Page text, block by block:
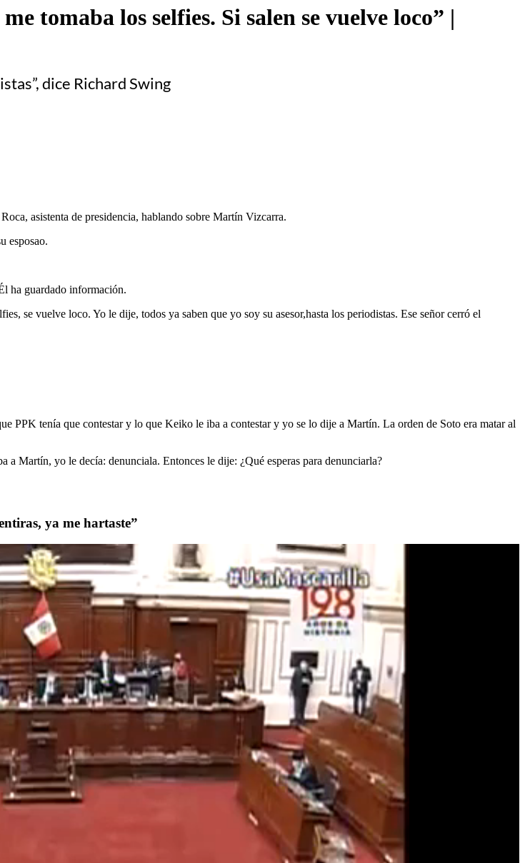
tomaba los selfies. Si salen se vuelve loco” |
dice Richard Swing
asistenta de presidencia, hablando sobre Martín Vizcarra.
esposao.
ha guardado información.
se vuelve loco. Yo le dije, todos ya saben que yo soy su asesor,hasta los periodistas. Ese señor cerró el
PPK tenía que contestar y lo que Keiko le iba a contestar y yo se lo dije a Martín. La orden de Soto era matar al
Martín, yo le decía: denunciala. Entonces le dije: ¿Qué esperas para denunciarla?
ya me hartaste”